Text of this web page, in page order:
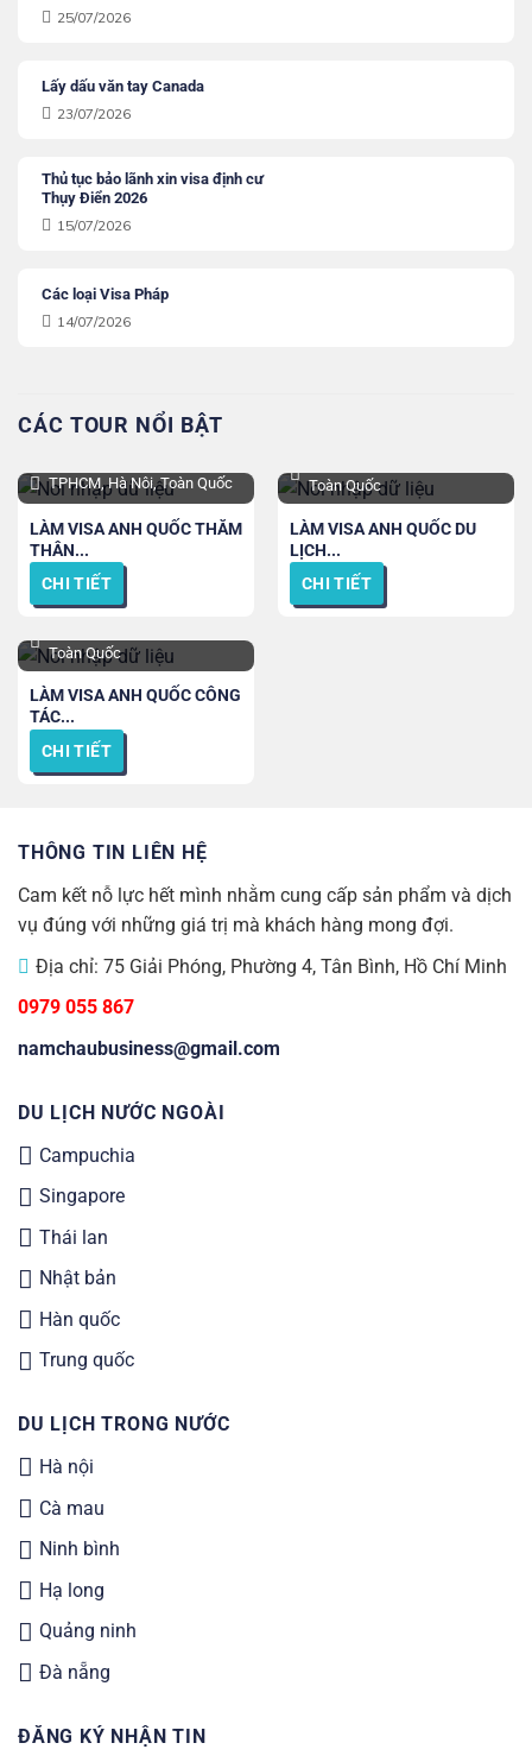
25/07/2026
Lấy dấu văn tay Canada
23/07/2026
Thủ tục bảo lãnh xin visa định cư
Thụy Điển 2026
15/07/2026
Các loại Visa Pháp
14/07/2026
CÁC TOUR NỔI BẬT
TPHCM, Hà Nôi, Toàn Quốc
LÀM VISA ANH QUỐC THĂM
THÂN...
CHI TIẾT
Toàn Quốc
LÀM VISA ANH QUỐC DU
LỊCH...
CHI TIẾT
Toàn Quốc
LÀM VISA ANH QUỐC CÔNG
TÁC...
CHI TIẾT
THÔNG TIN LIÊN HỆ
Cam kết nỗ lực hết mình nhằm cung cấp sản phẩm và dịch
vụ đúng với những giá trị mà khách hàng mong đợi.
Địa chỉ: 75 Giải Phóng, Phường 4, Tân Bình, Hồ Chí Minh
0979 055 867
namchaubusiness@gmail.com
DU LỊCH NƯỚC NGOÀI
Campuchia
Singapore
Thái lan
Nhật bản
Hàn quốc
Trung quốc
DU LỊCH TRONG NƯỚC
Hà nội
Cà mau
Ninh bình
Hạ long
Quảng ninh
Đà nẵng
ĐĂNG KÝ NHẬN TIN